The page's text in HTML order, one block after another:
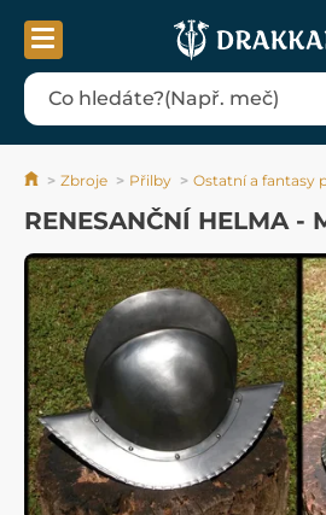
Zbroje Přilby Ostatní a fantasy
RENESANČNÍ HELMA -